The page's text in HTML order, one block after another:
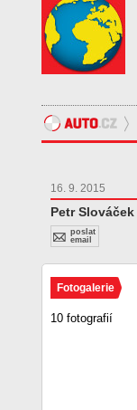
16. 9. 2015
Petr Slováček
poslat
email
Fotogalerie
10 fotografií